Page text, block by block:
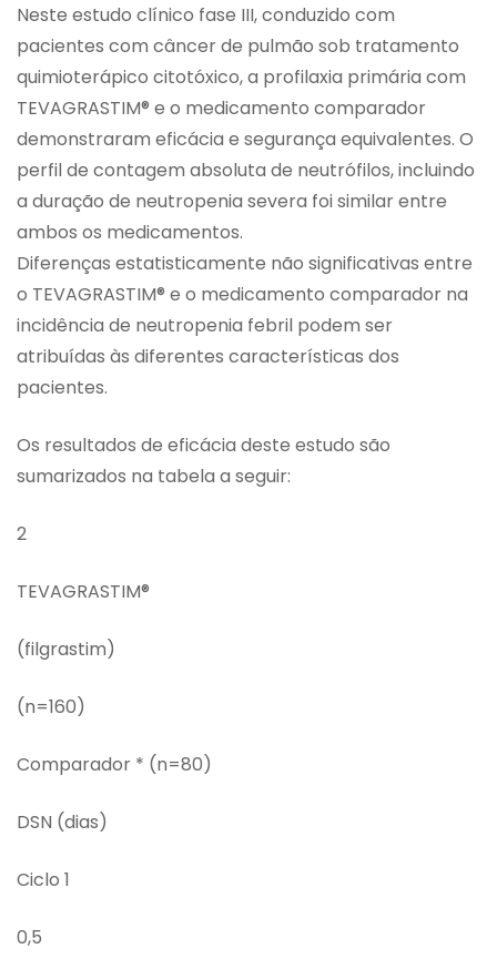
Neste estudo clínico fase III, conduzido com
pacientes com câncer de pulmão sob tratamento
quimioterápico citotóxico, a profilaxia primária com
TEVAGRASTIM® e o medicamento comparador
demonstraram eficácia e segurança equivalentes. O
perfil de contagem absoluta de neutrófilos, incluindo
a duração de neutropenia severa foi similar entre
ambos os medicamentos.
Diferenças estatisticamente não significativas entre
o TEVAGRASTIM® e o medicamento comparador na
incidência de neutropenia febril podem ser
atribuídas às diferentes características dos
pacientes.
Os resultados de eficácia deste estudo são
sumarizados na tabela a seguir:
2
TEVAGRASTIM®
(filgrastim)
(n=160)
Comparador * (n=80)
DSN (dias)
Ciclo 1
0,5